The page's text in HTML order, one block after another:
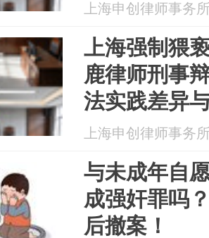
上海申创律师事务
上海强制猥
鹿律师刑事
法实践差异
上海申创律师事务
与未成年自
成强奸罪吗
后撤案！